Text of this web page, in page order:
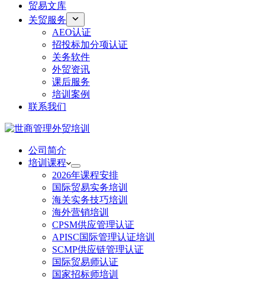
贸易文库
关贸服务
AEO认证
招投标加分项认证
关务软件
外贸资讯
课后服务
培训案例
联系我们
公司简介
培训课程
2026年课程安排
国际贸易实务培训
海关实务技巧培训
海外营销培训
CPSM供应管理认证
APISC国际管理认证培训
SCMP供应链管理认证
国际贸易师认证
国家招标师培训